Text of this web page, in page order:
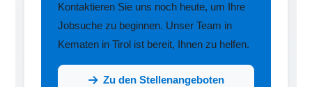
Kontaktieren Sie uns noch heute, um Ihre
Jobsuche zu beginnen. Unser Team in
Kematen in Tirol ist bereit, Ihnen zu helfen.
Zu den Stellenangeboten